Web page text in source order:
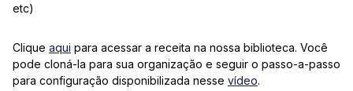
etc)
Clique aqui para acessar a receita na nossa biblioteca. Você
pode cloná-la para sua organização e seguir o passo-a-passo
para configuração disponibilizada nesse vídeo.